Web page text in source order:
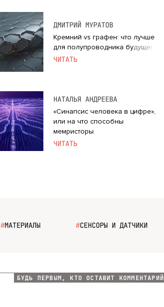
ДМИТРИЙ МУРАТОВ
Кремний vs графен: что лучше
для полупроводника будущего
ЧИТАТЬ
НАТАЛЬЯ АНДРЕЕВА
«Синапсис человека в цифре»,
или на что способны
мемристоры
ЧИТАТЬ
#МАТЕРИАЛЫ #СЕНСОРЫ И ДАТЧИКИ
БУДЬ ПЕРВЫМ, КТО ОСТАВИТ КОММЕНТАРИЙ